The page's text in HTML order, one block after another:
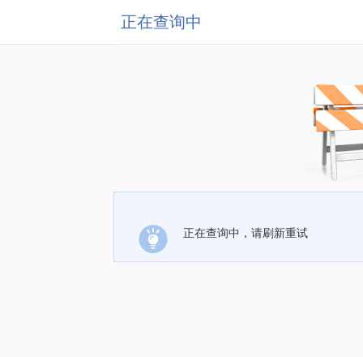
正在查询中
正在查询中，请刷新重试